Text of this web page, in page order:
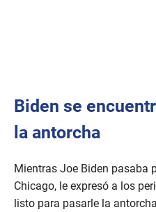
Biden se
la antorcha
Mientras Joe Biden pasaba
Chicago, le expresó a los
listo para pasarle la